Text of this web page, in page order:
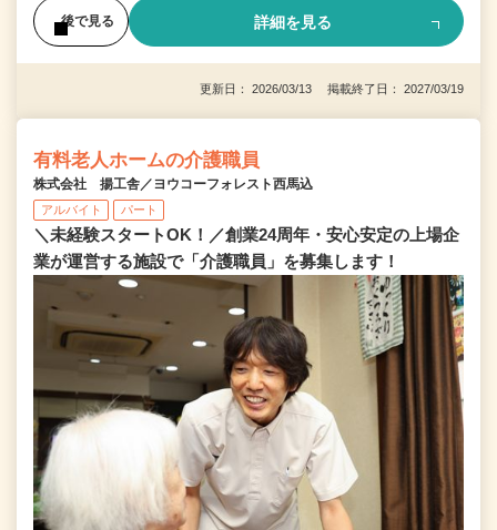
後で見る 詳細を見る
更新日： 2026/03/13 掲載終了日： 2027/03/19
有料老人ホームの介護職員
株式会社 揚工舎／ヨウコーフォレスト西馬込
アルバイト パート
＼未経験スタートOK！／創業24周年・安心安定の上場企
業が運営する施設で「介護職員」を募集します！